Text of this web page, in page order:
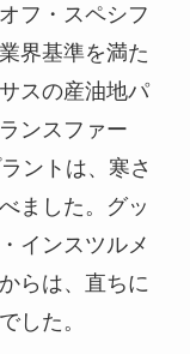
フ・スペシフ
界基準を満た
スの産油地パ
ンスファー
ントは、寒さ
ました。グッ
インスツルメ
らは、直ちに
した。